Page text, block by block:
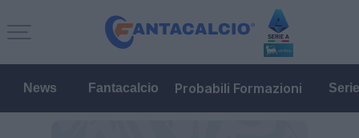
News Fantacalcio Probabili Formazioni